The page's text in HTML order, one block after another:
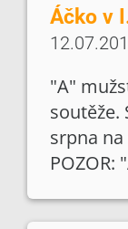
Áčko v
"A"
soutěže.
srpna
POZOR: